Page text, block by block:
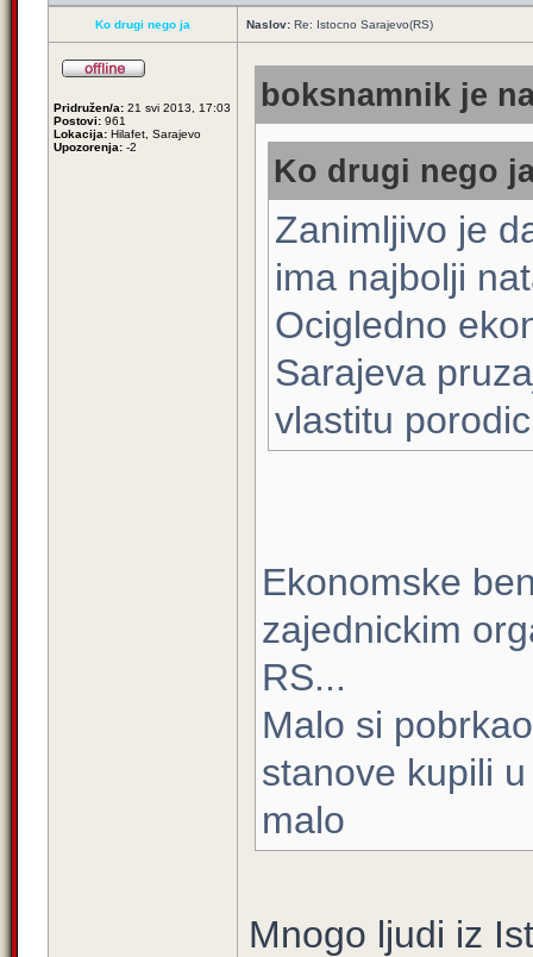
Ko drugi nego ja Naslov: Re: Istocno Sarajevo(RS)
Pridružen/a: 21 svi 2013, 17:03
Postovi: 961
Lokacija: Hilafet, Sarajevo
Upozorenja: -2
boksnamnik je
Ko drugi nego
Zanimljivo je
ima najbolji
Ocigledno
Sarajeva
vlastitu
Ekonomske
zajednickim
RS...
Malo si
stanove kupili
malo
Mnogo ljudi iz